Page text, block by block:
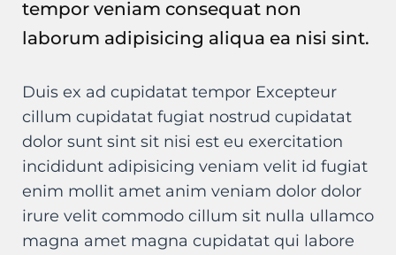
tempor veniam consequat non
laborum adipisicing aliqua ea nisi sint.
Duis ex ad cupidatat tempor Excepteur
cillum cupidatat fugiat nostrud cupidatat
dolor sunt sint sit nisi est eu exercitation
incididunt adipisicing veniam velit id fugiat
enim mollit amet anim veniam dolor dolor
irure velit commodo cillum sit nulla ullamco
magna amet magna cupidatat qui labore